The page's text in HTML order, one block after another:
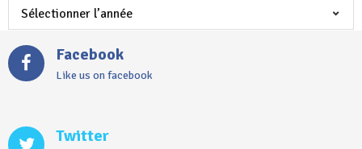
Facebook
Like us on facebook
Twitter